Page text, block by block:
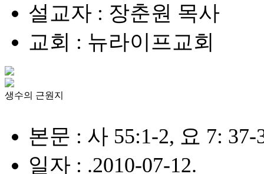
설교자 : 장춘원 목사
교회 : 뉴라이프교회
생수의 근원지
본문 : 사 55:1-2, 요 7: 37-
일자 : .2010-07-12.